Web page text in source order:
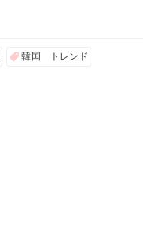
韓国 トレンド